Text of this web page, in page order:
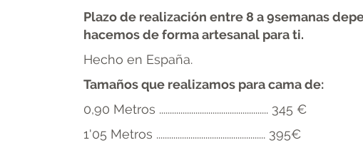
Plazo de realización entre 8 a 9semanas
hacemos de forma artesanal para ti.
Hecho en España.
Tamaños que realizamos para cama de:
0,90 Metros ................................................... 345 €
1'05 Metros ................................................... 395€